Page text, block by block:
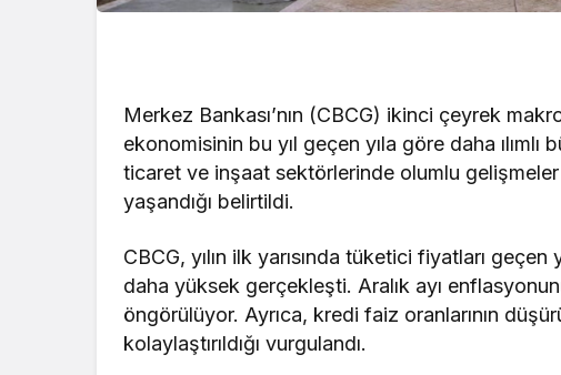
Merkez Bankası’nın (CBCG) ikinci çeyrek
ekonomisinin bu yıl geçen yıla göre daha
ticaret ve inşaat sektörlerinde olumlu
yaşandığı belirtildi.
CBCG, yılın ilk yarısında tüketici fiyatları
daha yüksek gerçekleşti. Aralık ayı
öngörülüyor. Ayrıca, kredi faiz oranlarının
kolaylaştırıldığı vurgulandı.